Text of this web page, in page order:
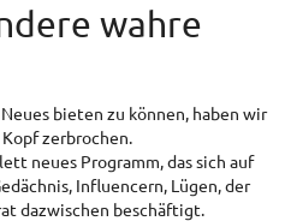
wahre
bieten zu können, haben wir
zerbrochen.
neues Programm, das sich auf
Influencern, Lügen, der
dazwischen beschäftigt.